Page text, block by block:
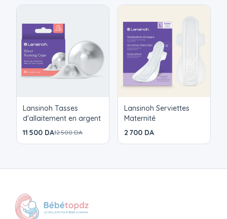
Lansinoh Tasses
d'allaitement en argent
11 500 DA12 500 DA
Lansinoh Serviettes
Maternité
2 700 DA